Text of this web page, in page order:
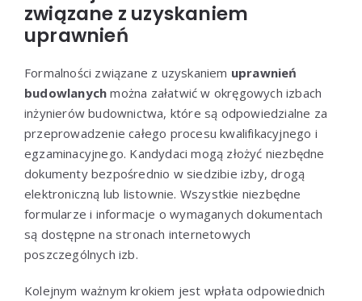
związane z uzyskaniem
uprawnień
Formalności związane z uzyskaniem uprawnień
budowlanych można załatwić w okręgowych izbach
inżynierów budownictwa, które są odpowiedzialne za
przeprowadzenie całego procesu kwalifikacyjnego i
egzaminacyjnego. Kandydaci mogą złożyć niezbędne
dokumenty bezpośrednio w siedzibie izby, drogą
elektroniczną lub listownie. Wszystkie niezbędne
formularze i informacje o wymaganych dokumentach
są dostępne na stronach internetowych
poszczególnych izb.
Kolejnym ważnym krokiem jest wpłata odpowiednich